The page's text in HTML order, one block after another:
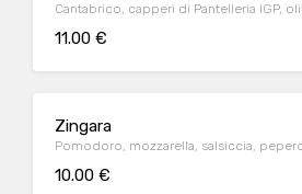
Cantabrico, capperi di Pantelleria IGP,
11.00 €
Zingara
Pomodoro, mozzarella, salsiccia,
10.00 €